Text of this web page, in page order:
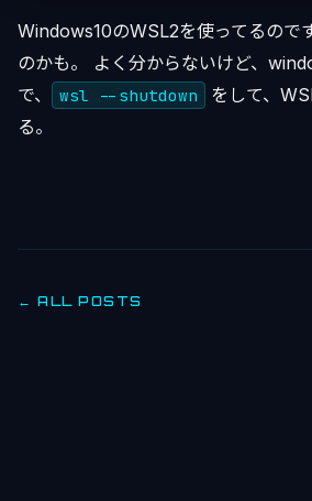
Windows10のWSL2を使ってるので
のかも。 よく分からないけど、
で、
wsl --shutdown
をして、
る。
← ALL POSTS